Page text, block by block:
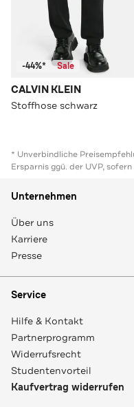
-44%* Sale
CALVIN KLEIN
Stoffhose schwarz
* Unverbindliche
Ersparnis ggü. der UVP,
Unternehmen
Über uns
Karriere
Presse
Service
Hilfe & Kontakt
Partnerprogramm
Widerrufsrecht
Studentenvorteil
Kaufvertrag widerrufen